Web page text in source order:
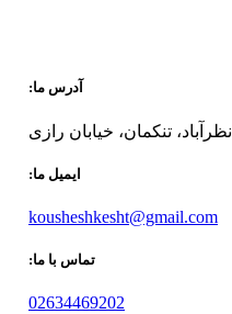
آدرس ما:
نظرآباد، تنکمان، خیابان رازی
ایمیل ما:
kousheshkesht@gmail.com
تماس با ما:
02634469202